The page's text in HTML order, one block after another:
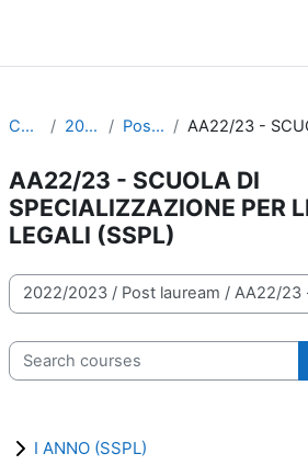
Courses 2022/2023 Post lauream
AA22/23 - SCUOLA DI
SPECIALIZZAZIONE PER
LEGALI (SSPL)
Course categories
Search courses
I ANNO (SSPL)